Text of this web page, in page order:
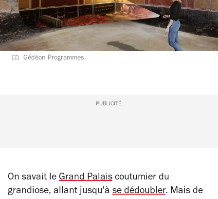
Gédéon Programmes
PUBLICITÉ
On savait le Grand Palais coutumier du
grandiose, allant jusqu'à se dédoubler. Mais de